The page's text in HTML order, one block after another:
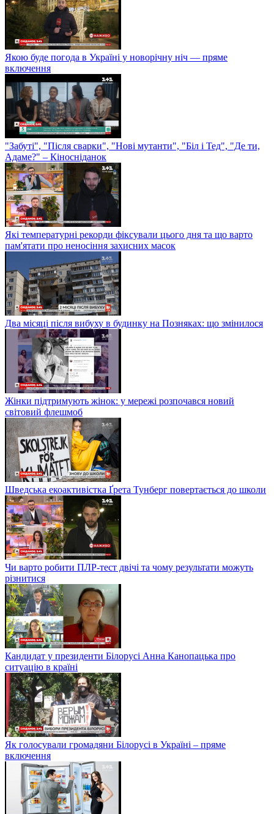
Якою буде погода в Україні у новорічну ніч — пряме
включення
"Забуті", "Після сварки", "Нові мутанти", "Біл і Тед", "Де ти,
Адаме?" – Кіносніданок
Які температурні рекорди фіксували цього дня та що варто
пам'ятати про неносіння захисних масок
Два місяці після вибуху в будинку на Позняках: що змінилося
Жінки підтримують жінок: у мережі розпочався новий
світовий флешмоб
Шведська екоактивістка Ґрета Тунберг повертається до школи
Чи варто робити ПЛР-тест двічі та чому результати можуть
різнитися
Кандидат у президенти Білорусі Анна Канопацька про
ситуацію в країні
Як голосували громадяни Білорусі в Україні – пряме
включення